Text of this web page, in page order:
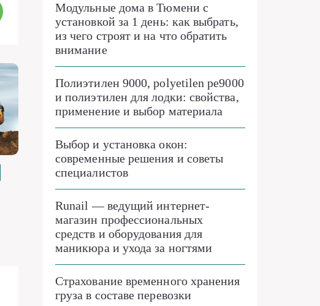
Модульные дома в Тюмени с
установкой за 1 день: как выбрать,
из чего строят и на что обратить
внимание
Полиэтилен 9000, polyetilen pe9000
и полиэтилен для лодки: свойства,
применение и выбор материала
Выбор и установка окон:
современные решения и советы
специалистов
Runail — ведущий интернет-
магазин профессиональных
средств и оборудования для
маникюра и ухода за ногтями
Страхование временного хранения
груза в составе перевозки